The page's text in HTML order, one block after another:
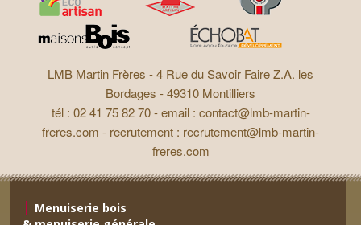
LMB Martin Frères -4 Rue du Savoir Faire Z.A. les
Bordages - 49310 Montilliers
tél : 02 41 75 82 70 - email : contact@lmb-martin-
freres.com - recrutement : recrutement@lmb-martin-
freres.com
Menuiserie bois